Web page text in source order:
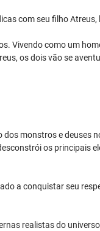
com seu filho
Vivendo como um
os dois vão se
monstros e deuses
os principais
a conquistar seu
realistas do